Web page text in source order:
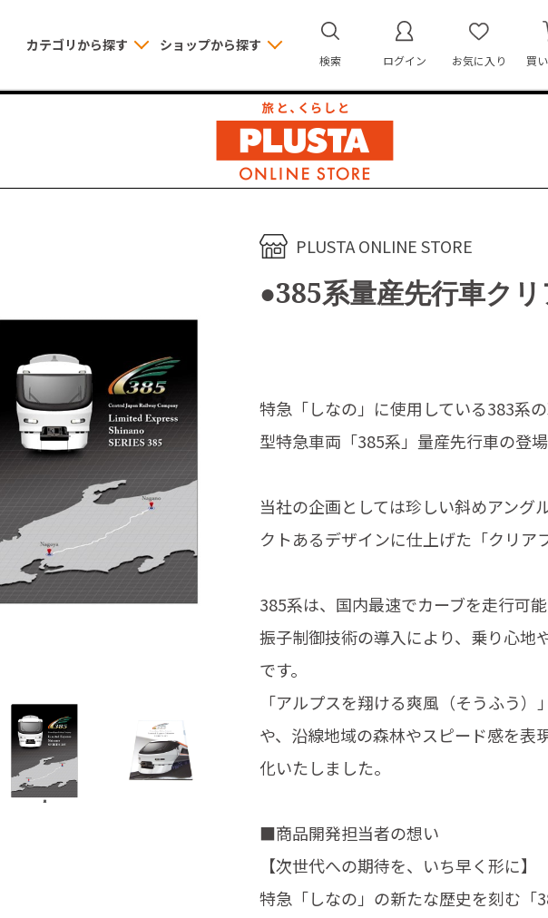
カテゴリから探す ショップから探す
検索 ログイン お気に入り 買
PLUSTA ONLINE STORE
●385系量産先行車ク
特急「しなの」に使用している383系
型特急車両「385系」量産先行車の登
当社の企画としては珍しい斜めアング
クトあるデザインに仕上げた「クリア
385系は、国内最速でカーブを走行可
振子制御技術の導入により、乗り心地
です。
「アルプスを翔ける爽風（そうふう
や、沿線地域の森林やスピード感を表
化いたしました。
■商品開発担当者の想い
【次世代への期待を、いち早く形に】
特急「しなの」の新たな歴史を刻む「